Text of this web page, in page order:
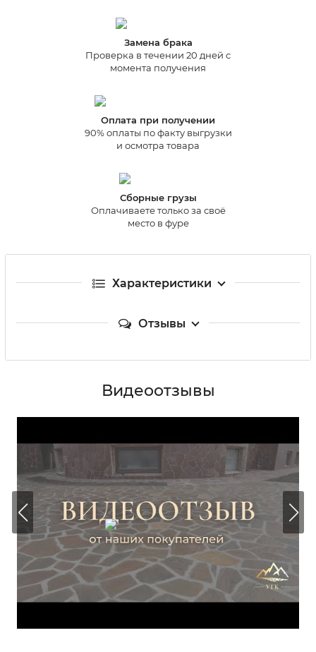
Замена брака
Проверка в течении 20 дней с
момента получения
Оплата при получении
90% оплаты по факту выгрузки
и осмотра товара
Сборные грузы
Оплачиваете только за своё
место в фуре
Характеристики
Отзывы
Видеоотзывы